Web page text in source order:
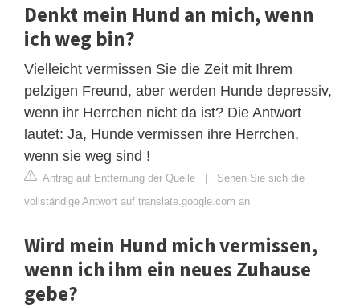
Denkt mein Hund an mich, wenn
ich weg bin?
Vielleicht vermissen Sie die Zeit mit Ihrem
pelzigen Freund, aber werden Hunde depressiv,
wenn ihr Herrchen nicht da ist? Die Antwort
lautet: Ja, Hunde vermissen ihre Herrchen,
wenn sie weg sind !
Antrag auf Entfernung der Quelle | Sehen Sie sich die
vollständige Antwort auf translate.google.com an
Wird mein Hund mich vermissen,
wenn ich ihm ein neues Zuhause
gebe?